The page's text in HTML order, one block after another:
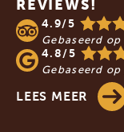
REVIEWS!
4.9/5
Gebaseerd op
4.8/5
Gebaseerd op
LEES MEER